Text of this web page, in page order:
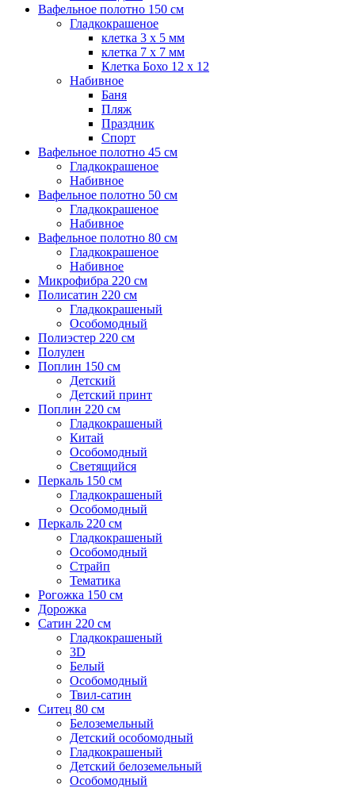
Вафельное полотно 150 см
Гладкокрашеное
клетка 3 х 5 мм
клетка 7 х 7 мм
Клетка Бохо 12 x 12
Набивное
Баня
Пляж
Праздник
Спорт
Вафельное полотно 45 см
Гладкокрашеное
Набивное
Вафельное полотно 50 см
Гладкокрашеное
Набивное
Вафельное полотно 80 см
Гладкокрашеное
Набивное
Микрофибра 220 см
Полисатин 220 см
Гладкокрашеный
Особомодный
Полиэстер 220 см
Полулен
Поплин 150 см
Детский
Детский принт
Поплин 220 см
Гладкокрашеный
Китай
Особомодный
Светящийся
Перкаль 150 см
Гладкокрашеный
Особомодный
Перкаль 220 см
Гладкокрашеный
Особомодный
Страйп
Тематика
Рогожка 150 см
Дорожка
Сатин 220 см
Гладкокрашеный
3D
Белый
Особомодный
Твил-сатин
Ситец 80 см
Белоземельный
Детский особомодный
Гладкокрашеный
Детский белоземельный
Особомодный